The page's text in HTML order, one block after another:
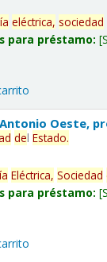
eléctrica, sociedad
para préstamo:
Oeste,
delEstado.
Eléctrica, Sociedad
para préstamo: